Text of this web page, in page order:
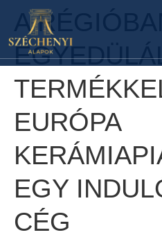
A RÉGIÓBAN
EURÓPA
EGY
CÉG